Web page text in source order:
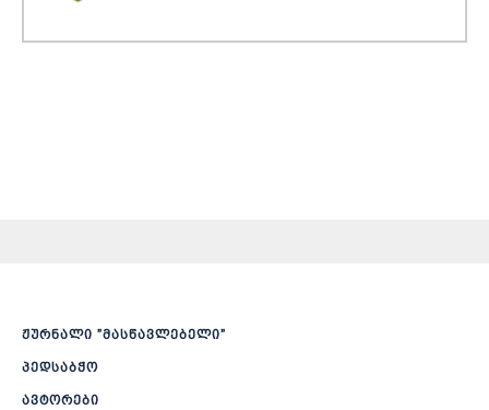
ჟურნალი ”მასწავლებელი”
პედსაბჭო
ავტორები